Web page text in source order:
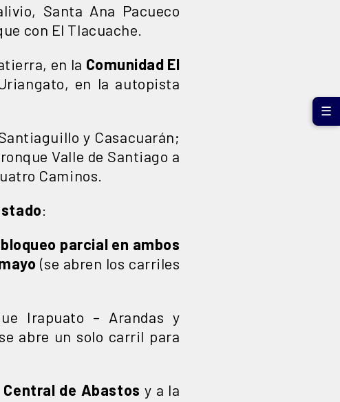
Santa Ana Pacueco
con El Tlacuache.
en la Comunidad El
en la autopista
y Casacuarán;
Valle de Santiago a
Caminos.
:
bloqueo parcial en ambos
(se abren los carriles
Irapuato – Arandas y
abre un solo carril para
Central de Abastos y a la
☰